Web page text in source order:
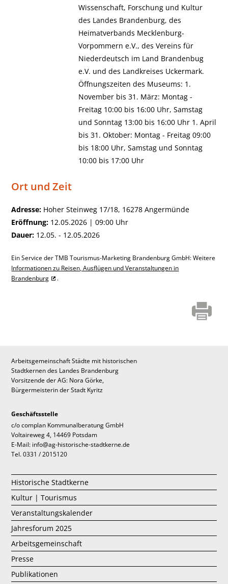
Wissenschaft, Forschung und Kultur
des Landes Brandenburg, des
Heimatverbands Mecklenburg-
Vorpommern e.V., des Vereins für
Niederdeutsch im Land Brandenbug
e.V. und des Landkreises Uckermark.
Öffnungszeiten des Museums: 1.
November bis 31. März: Montag -
Freitag 10:00 bis 16:00 Uhr, Samstag
und Sonntag 13:00 bis 16:00 Uhr 1. April
bis 31. Oktober: Montag - Freitag 09:00
bis 18:00 Uhr, Samstag und Sonntag
10:00 bis 17:00 Uhr
Ort und Zeit
Adresse: Hoher Steinweg 17/18, 16278 Angermünde
Eröffnung: 12.05.2026 | 09:00 Uhr
Dauer: 12.05. - 12.05.2026
Ein Service der TMB Tourismus-Marketing Brandenburg GmbH: Weitere
Informationen zu Reisen, Ausflügen und Veranstaltungen in
Brandenburg
.
Arbeitsgemeinschaft Städte mit historischen
Stadtkernen des Landes Brandenburg
Vorsitzende der AG: Nora Görke,
Bürgermeisterin der Stadt Kyritz
Geschäftsstelle
c/o complan Kommunalberatung GmbH
Voltaireweg 4, 14469 Potsdam
E-Mail: info@ag-historische-stadtkerne.de
Tel. 0331 / 2015120
Historische Stadtkerne
Kultur | Tourismus
Veranstaltungskalender
Jahresforum 2025
Arbeitsgemeinschaft
Presse
Publikationen